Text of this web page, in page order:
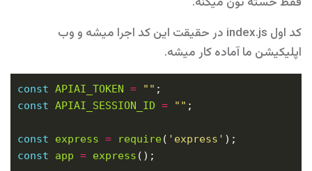
کد اول index.js در حقیقت این کد اجرا میشه و وب
اپلیکیشن ما آماده کار میشه.
const APIAI_TOKEN = ""
const APIAI_SESSION_ID = ""
const express = require( 'express'
const
app = express